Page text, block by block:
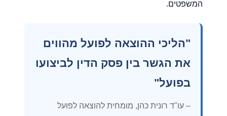
המשפטים.
"הליכי ההוצאה לפועל מהווים
את הגשר בין פסק הדין לביצועו
בפועל"
– עו"ד רונית כהן, מומחית להוצאה לפועל